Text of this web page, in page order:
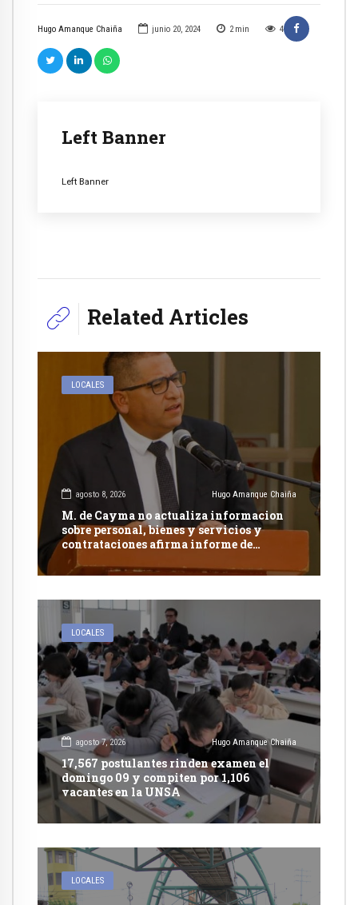
Hugo Amanque Chaiña junio 20, 2024 2 min 4
Left Banner
Left Banner
Related Articles
LOCALES
agosto 8, 2026 Hugo Amanque Chaiña
M. de Cayma no actualiza informacion
sobre personal, bienes y servicios y
contrataciones afirma informe de
Contraloría
LOCALES
agosto 7, 2026 Hugo Amanque Chaiña
17,567 postulantes rinden examen el
domingo 09 y compiten por 1,106
vacantes en la UNSA
LOCALES